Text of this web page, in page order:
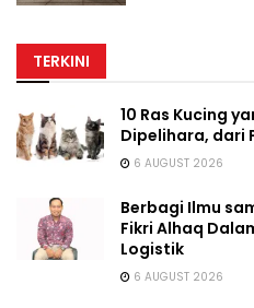
TERKINI
10 Ras Kucing
Dipelihara, dari
6 AUGUST 2026
Berbagi Ilmu
Fikri Alhaq
Logistik
6 AUGUST 2026